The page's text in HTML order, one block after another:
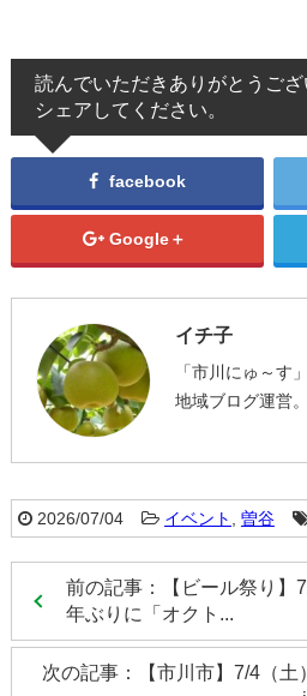
読んでいただきありがとうご
シェアしてください。
facebook
Google＋
イチ子
「市川にゅ～す
地域ブログ運営
2026/07/04 イベント 曽谷
前の記事：【ビール祭り】
年ぶりに「オクト...
次の記事：【市川市】7/4（土